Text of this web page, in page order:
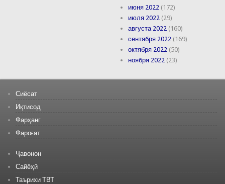
июня 2022 (172)
июля 2022 (29)
августа 2022 (160)
сентября 2022 (169)
октября 2022 (50)
ноября 2022 (23)
Сиёсат
Иқтисод
Фарҳанг
Фароғат
Ҷавонон
Сайёҳӣ
Таърихи ТВТ